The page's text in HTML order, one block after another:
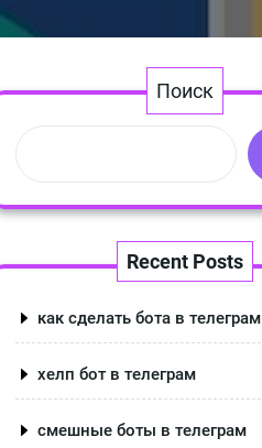
Поиск
Recent Posts
как сделать бота в телеграм
хелп бот в телеграм
смешные боты в телеграм